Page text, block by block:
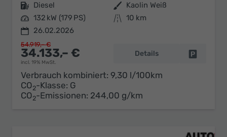
Kraftstoff Diesel Außenfarbe Kaolin Weiß
Leistung 132 kW (179 PS) Kilometerstand 10 km
26.02.2026
34.133,– €
incl. 19% MwSt.
54.919,– €
Details
Verbrauch kombiniert: 9,30 l/100km
CO2-Klasse: G
CO2-Emissionen: 244,00 g/km